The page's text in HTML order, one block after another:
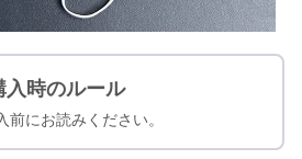
入時のルール
前にお読みください。